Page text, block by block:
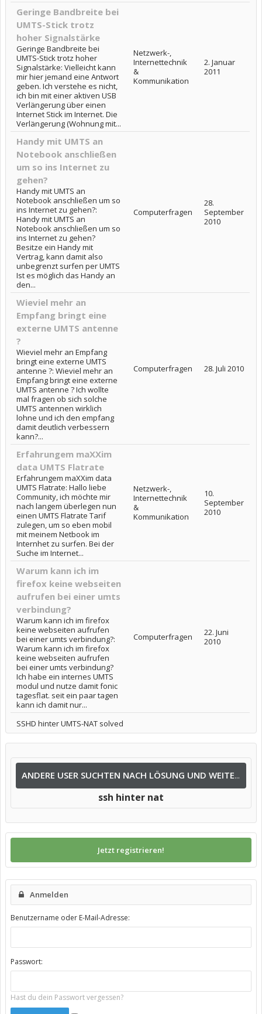
Geringe Bandbreite bei
UMTS-Stick trotz
hoher Signalstärke
Geringe Bandbreite bei
UMTS-Stick trotz hoher
Signalstärke: Vielleicht kann
mir hier jemand eine Antwort
geben. Ich verstehe es nicht,
ich bin mit einer aktiven USB
Verlängerung über einen
Internet Stick im Internet. Die
Verlängerung (Wohnung mit...
Netzwerk-,
Internettechnik
&
Kommunikation
2. Januar
2011
Handy mit UMTS an
Notebook anschließen
um so ins Internet zu
gehen?
Handy mit UMTS an
Notebook anschließen um so
ins Internet zu gehen?:
Handy mit UMTS an
Notebook anschließen um so
ins Internet zu gehen?
Besitze ein Handy mit
Vertrag, kann damit also
unbegrenzt surfen per UMTS
Ist es möglich das Handy an
den...
Computerfragen
28.
September
2010
Wieviel mehr an
Empfang bringt eine
externe UMTS antenne
?
Wieviel mehr an Empfang
bringt eine externe UMTS
antenne ?: Wieviel mehr an
Empfang bringt eine externe
UMTS antenne ? Ich wollte
mal fragen ob sich solche
UMTS antennen wirklich
lohne und ich den empfang
damit deutlich verbessern
kann?...
Computerfragen 28. Juli 2010
Erfahrungem maXXim
data UMTS Flatrate
Erfahrungem maXXim data
UMTS Flatrate: Hallo liebe
Community, ich möchte mir
nach langem überlegen nun
einen UMTS Flatrate Tarif
zulegen, um so eben mobil
mit meinem Netbook im
Internhet zu surfen. Bei der
Suche im Internet...
Netzwerk-,
Internettechnik
&
Kommunikation
10.
September
2010
Warum kann ich im
firefox keine webseiten
aufrufen bei einer umts
verbindung?
Warum kann ich im firefox
keine webseiten aufrufen
bei einer umts verbindung?:
Warum kann ich im firefox
keine webseiten aufrufen
bei einer umts verbindung?
Ich habe ein internes UMTS
modul und nutze damit fonic
tagesflat. seit ein paar tagen
kann ich damit nur...
Computerfragen
22. Juni
2010
SSHD hinter UMTS-NAT solved
ANDERE USER SUCHTEN NACH LÖSUNG UND WEITEREN INFOS NACH:
ssh hinter nat
Jetzt registrieren!
Anmelden
Benutzername oder E-Mail-Adresse:
Passwort:
Hast du dein Passwort vergessen?